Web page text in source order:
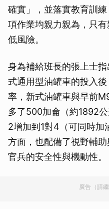
確實」，並落實教育訓
項作業均親力親為，只
低風險。
身為補給班長的張上士
式通用型油罐車的投入
率，新式油罐車與早前
多了500加侖（約1892
2增加到1對4（可同時加
方面，也配備了視野輔
官兵的安全性與機動性。
廣告（請